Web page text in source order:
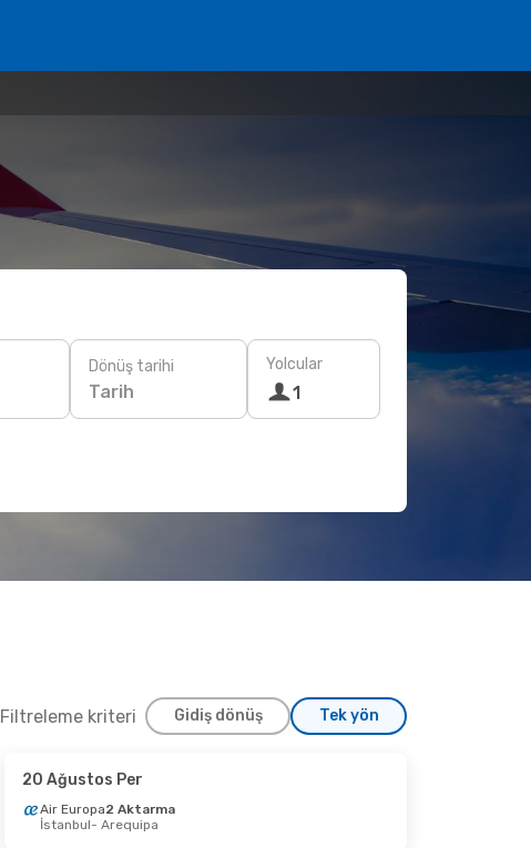
Dönüş tarihi
Tarih
Yolcular
1
Filtreleme kriteri Gidiş dönüş Tek yön
20 Ağustos Per
Air Europa2 Aktarma
İstanbul- Arequipa